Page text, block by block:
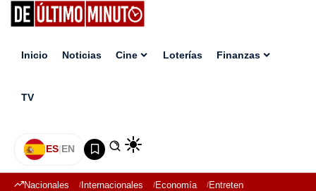
Inicio Noticias Cine Loterías Finanzas
TV
ES|EN
Nacionales Internacionales Economía Entretenimiento